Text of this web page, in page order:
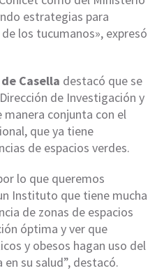
estrategias para
los tucumanos», expresó
Casella destacó que se
de Investigación y
conjunta con el
que ya tiene
de espacios verdes.
lo que queremos
Instituto que tiene mucha
de zonas de espacios
óptima y ver que
y obesos hagan uso del
su salud”, destacó.